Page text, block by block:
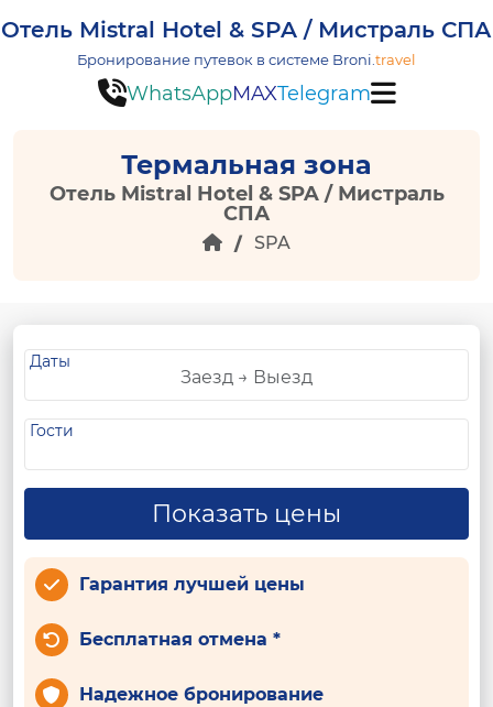
Отель Mistral Hotel & SPA / Мистраль СПА
Бронирование путевок в системе Broni. travel
WhatsAppMAXTelegram
Термальная зона
Отель Mistral Hotel & SPA / Мистраль
СПА
SPA
Даты
Гости
Показать цены
Гарантия лучшей цены
Бесплатная отмена *
Надежное бронирование